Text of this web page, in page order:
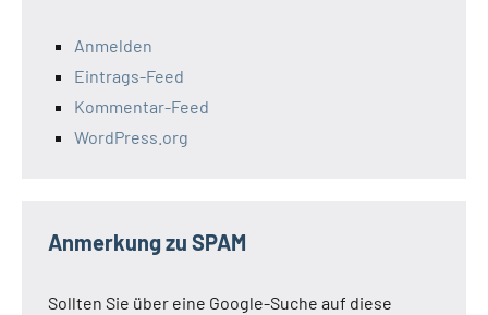
Anmelden
Eintrags-Feed
Kommentar-Feed
WordPress.org
Anmerkung zu SPAM
Sollten Sie über eine Google-Suche auf diese